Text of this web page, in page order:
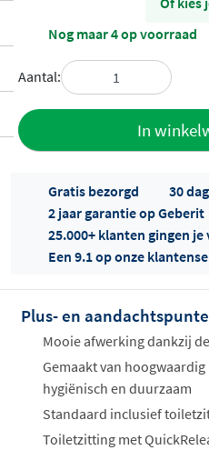
Nog maar 4 op voorraad
Aantal:
In
Offertes
ophalen...
Gratis bezorgd
30
2 jaar garantie op Geberit
25.000+ klanten gingen je
Een 9.1 op onze
Plus- en
Mooie afwerking dankzij
Gemaakt van
hygiënisch en duurzaam
Standaard inclusief
Toiletzitting met